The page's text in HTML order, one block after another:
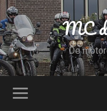
MC
De